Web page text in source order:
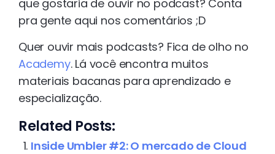
que gostaria de ouvir no podcast? Conta
pra gente aqui nos comentários ;D
Quer ouvir mais podcasts? Fica de olho no
Academy. Lá você encontra muitos
materiais bacanas para aprendizado e
especialização.
Related Posts:
Inside Umbler #2: O mercado de Cloud